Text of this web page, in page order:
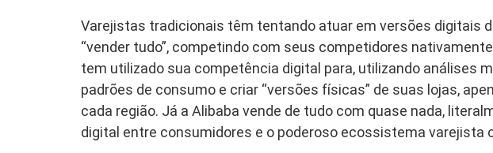
Varejistas tradicionais têm tentando atuar em versões digitais
“vender tudo”, competindo com seus competidores
tem utilizado sua competência digital para, utilizando análises
padrões de consumo e criar “versões físicas” de suas lojas,
cada região. Já a Alibaba vende de tudo com quase nada,
digital entre consumidores e o poderoso ecossistema varejista